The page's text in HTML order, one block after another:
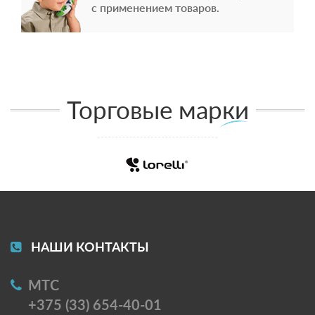
с применением товаров.
Торговые марки
НАШИ КОНТАКТЫ
МТС
+375 (33) 654-40-01